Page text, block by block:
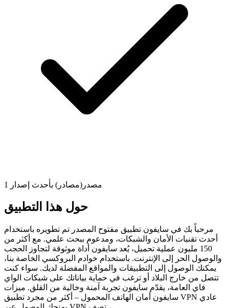
1 مصدر(مصادر) بأحدث إصدار
حول هذا التطبيق
مرحباً بك في سايفون تطبيق مفتوح المصدر تم تطويره باستخدام
أحدث تقنيات الأمان والشبكات، ومدعوم ببحث علمي. مع أكثر من
150 مليون عملية تحميل، يُعد سايفون أداة موثوقة لتجاوز الحجب
والوصول الحر إلى الإنترنت. باستخدام خوادم البروكسي الخاصة بنا،
يمكنك الوصول إلى التطبيقات والمواقع المفضلة لديك. سواء كنت
تتصل من خارج البلاد أو ترغب في حماية بياناتك على شبكات الواي
فاي العامة، يقدّم سايفون تجربة آمنة وخالية من القلق. ميزات
سايفون أمان الهاتف المحمول – أكثر من مجرد تطبيق VPN عادي